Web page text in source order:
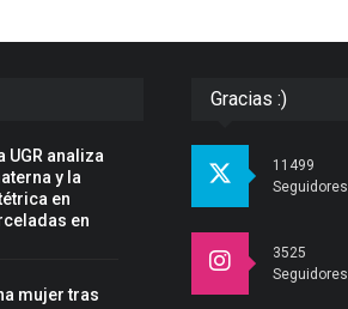
UGR analiza
y la
en
en
mujer tras
Gracias :)
11499
Seguidores
3525
Seguidores